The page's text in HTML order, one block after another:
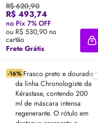
R$ 620,90
R$ 493,74
no Pix 7% OFF
ou R$ 530,90 no
cartão
Frete Grátis
-16%